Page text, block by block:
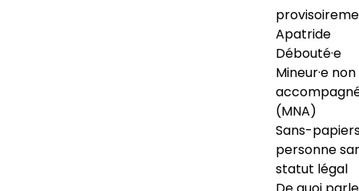
Apatride
Débouté·e
Mineur·e non
(MNA)
Sans-
personne
statut légal